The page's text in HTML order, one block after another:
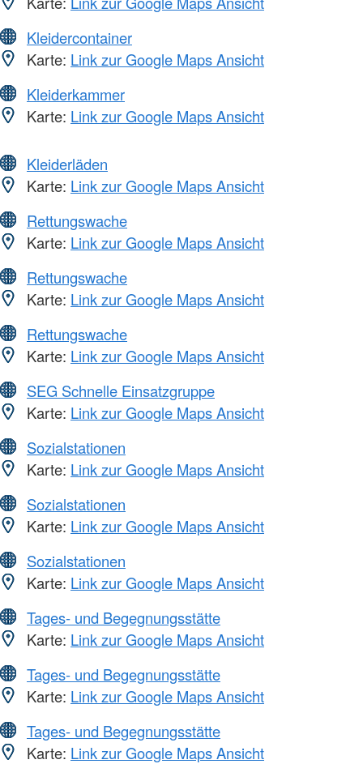
Kleidercontainer
Karte: Link zur Google Maps Ansicht
Kleiderkammer
Karte: Link zur Google Maps Ansicht
Kleiderläden
Karte: Link zur Google Maps Ansicht
Rettungswache
Karte: Link zur Google Maps Ansicht
Rettungswache
Karte: Link zur Google Maps Ansicht
Rettungswache
Karte: Link zur Google Maps Ansicht
SEG Schnelle Einsatzgruppe
Karte: Link zur Google Maps Ansicht
Sozialstationen
Karte: Link zur Google Maps Ansicht
Sozialstationen
Karte: Link zur Google Maps Ansicht
Sozialstationen
Karte: Link zur Google Maps Ansicht
Tages- und Begegnungsstätte
Karte: Link zur Google Maps Ansicht
Tages- und Begegnungsstätte
Karte: Link zur Google Maps Ansicht
Tages- und Begegnungsstätte
Karte: Link zur Google Maps Ansicht